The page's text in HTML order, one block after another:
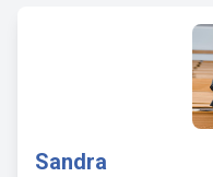
Sandra